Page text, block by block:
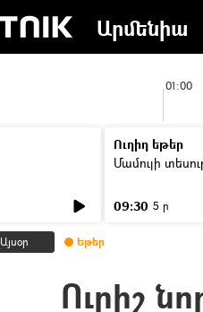
Արմենիա
01:00
Ուղիղ եթեր
Մամուլի
09:30 5 ր
Այսօր Եթեր
Ուրիշ